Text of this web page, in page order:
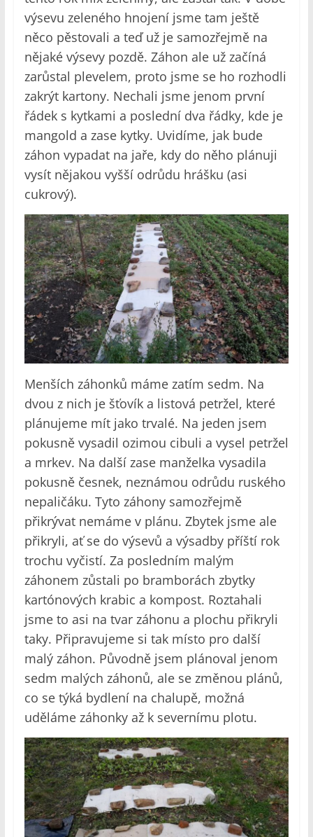
výsevu zeleného hnojení jsme tam ještě
něco pěstovali a teď už je samozřejmě na
nějaké výsevy pozdě. Záhon ale už začíná
zarůstal plevelem, proto jsme se ho rozhodli
zakrýt kartony. Nechali jsme jenom první
řádek s kytkami a poslední dva řádky, kde je
mangold a zase kytky. Uvidíme, jak bude
záhon vypadat na jaře, kdy do něho plánuji
vysít nějakou vyšší odrůdu hrášku (asi
cukrový).
Menších záhonků máme zatím sedm. Na
dvou z nich je šťovík a listová petržel, které
plánujeme mít jako trvalé. Na jeden jsem
pokusně vysadil ozimou cibuli a vysel petržel
a mrkev. Na další zase manželka vysadila
pokusně česnek, neznámou odrůdu ruského
nepaličáku. Tyto záhony samozřejmě
přikrývat nemáme v plánu. Zbytek jsme ale
přikryli, ať se do výsevů a výsadby příští rok
trochu vyčistí. Za posledním malým
záhonem zůstali po bramborách zbytky
kartónových krabic a kompost. Roztahali
jsme to asi na tvar záhonu a plochu přikryli
taky. Připravujeme si tak místo pro další
malý záhon. Původně jsem plánoval jenom
sedm malých záhonů, ale se změnou plánů,
co se týká bydlení na chalupě, možná
uděláme záhonky až k severnímu plotu.